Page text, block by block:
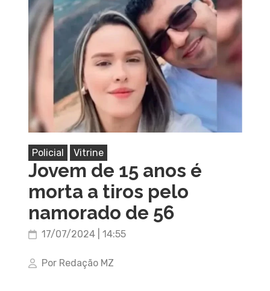
Policial Vitrine
Jovem de 15 anos é
morta a tiros pelo
namorado de 56
17/07/2024 | 14:55
Por Redação MZ